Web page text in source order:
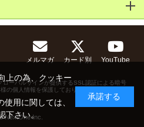
メルマガ カード別 YouTube
ローバルサインが提供するSSL認証による暗号
の個人情報を保護しております。
NextOne Inc.
上の為、クッキー
用に関しては、
下さい。
承諾する